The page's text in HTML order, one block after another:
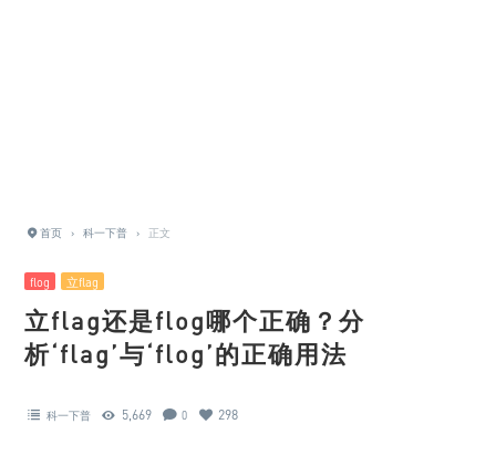
首页 › 科一下普 › 正文
flog 立flag
立flag还是flog哪个正确？分
析‘flag’与‘flog’的正确用法
科一下普 5,669 0 298